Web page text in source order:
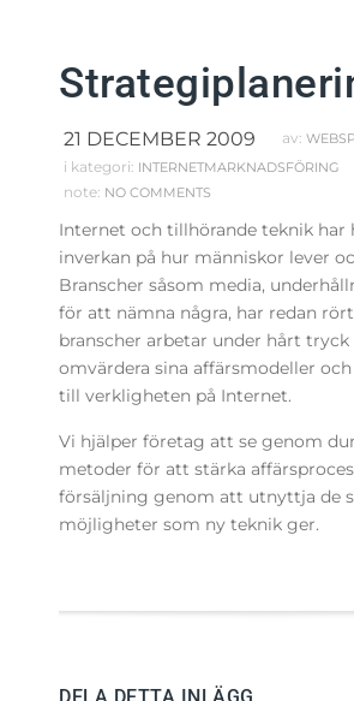
21 DECEMBER 2009 av:
i kategori: INTERNETMARKNADSFÖRING
note: NO COMMENTS
Internet och tillhörande teknik har
inverkan på hur människor lever
Branscher såsom media,
för att nämna några, har redan
branscher arbetar under hårt
omvärdera sina affärsmodeller och
till verkligheten på Internet.
Vi hjälper företag att se genom
metoder för att stärka
försäljning genom att utnyttja de
möjligheter som ny teknik ger.